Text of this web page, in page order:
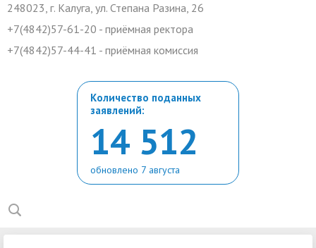
248023, г. Калуга, ул. Степана Разина, 26
+7(4842)57-61-20 - приёмная ректора
+7(4842)57-44-41 - приёмная комиссия
Количество поданных
заявлений:
14 512
обновлено 7 августа